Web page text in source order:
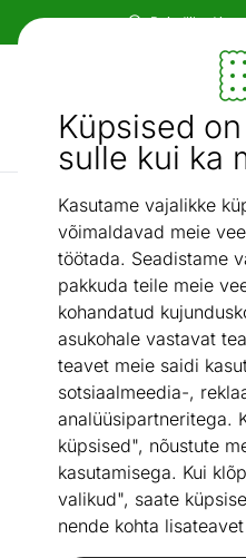
Küpsised
sulle kui ka
Kasutame vajalikke
võimaldavad meie
töötada. Seadistame
pakkuda teile meie
kohandatud
asukohale vastavat
teavet meie saidi
sotsiaalmeedia-,
analüüsipartneritega.
küpsised", nõustute
kasutamisega. Kui
valikud", saate
nende kohta
Paindlikud ja
Mööbel ja sisustus -
Otsi...
Pesukastiga
/ Pesukastiga